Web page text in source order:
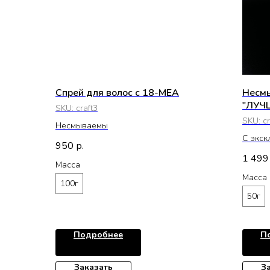
Спрей для волос с 18-MEA
SKU: craft3
Несмываемы
950 р.
Масса
100г
Подробнее
Заказать
SKU:
С
1 499
Масса
50г